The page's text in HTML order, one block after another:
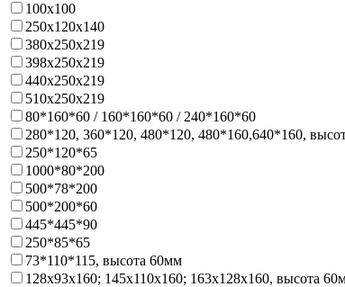
100х100
250х120х140
380х250х219
398х250х219
440х250х219
510х250х219
80*160*60 / 160*160*60 / 240*160*60
280*120, 360*120, 480*120, 480*160,640*160,
250*120*65
1000*80*200
500*78*200
500*200*60
445*445*90
250*85*65
73*110*115, высота 60мм
128х93x160; 145х110x160; 163х128x160, высота